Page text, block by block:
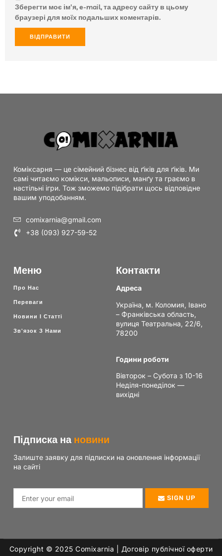
Зберегти моє ім'я, e-mail, та адресу сайту в цьому
браузері для моїх подальших коментарів.
Коміксарня — це сімейний бізнес від ґіків для ґіків. Ми
самі читаємо комікси, мальописи, манґу та граємо в
настільні ігри. Тож зможемо підібрати щось відповідне
вашим уподобанням.
comixarnia@gmail.com
+38 (093) 927-59-52
Меню
Про Нас
Переваги
Новини І Статті
Зв'язок З Нами
Контакти
Адреса
Україна, м. Коломия, Івано
– Франківська область,
вулиця Театральна, 22/6,
78200
Години роботи
Вівторок – Субота з 10-16
Неділя-понеділок —
вихідні
Підписка на новини
Залиште заявку для підписки на оновлення інформації
на сайті
SIGN UP
Copyright © 2025 Сomixarnia | Договір публічної оферти